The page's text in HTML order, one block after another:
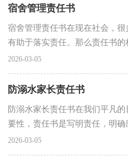
宿舍管理责任书
宿舍管理责任书在现在社会，
有助于落实责任。那么责任书
家整理的宿舍管理责任书，仅供
2026-03-05
防溺水家长责任书
防溺水家长责任书在我们平凡
要性，责任书是写明责任，明
友都对拟定责任书感到非常苦恼
2026-03-05